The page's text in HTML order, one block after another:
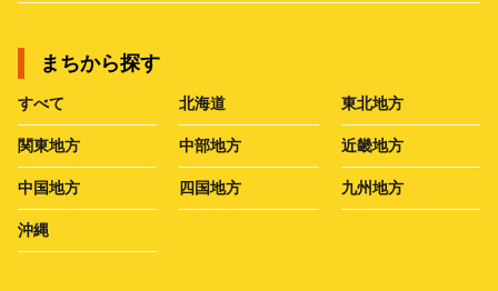
まちから探す
すべて 北海道 東北地方
関東地方 中部地方 近畿地方
中国地方 四国地方 九州地方
沖縄